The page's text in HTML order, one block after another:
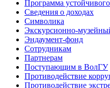
Программа
Сведения о доходах
Символика
Экскурсионно-
Эндаумент-фонд
Сотрудникам
Партнерам
Поступающим в ВолГУ
Противодействие
Противодействие